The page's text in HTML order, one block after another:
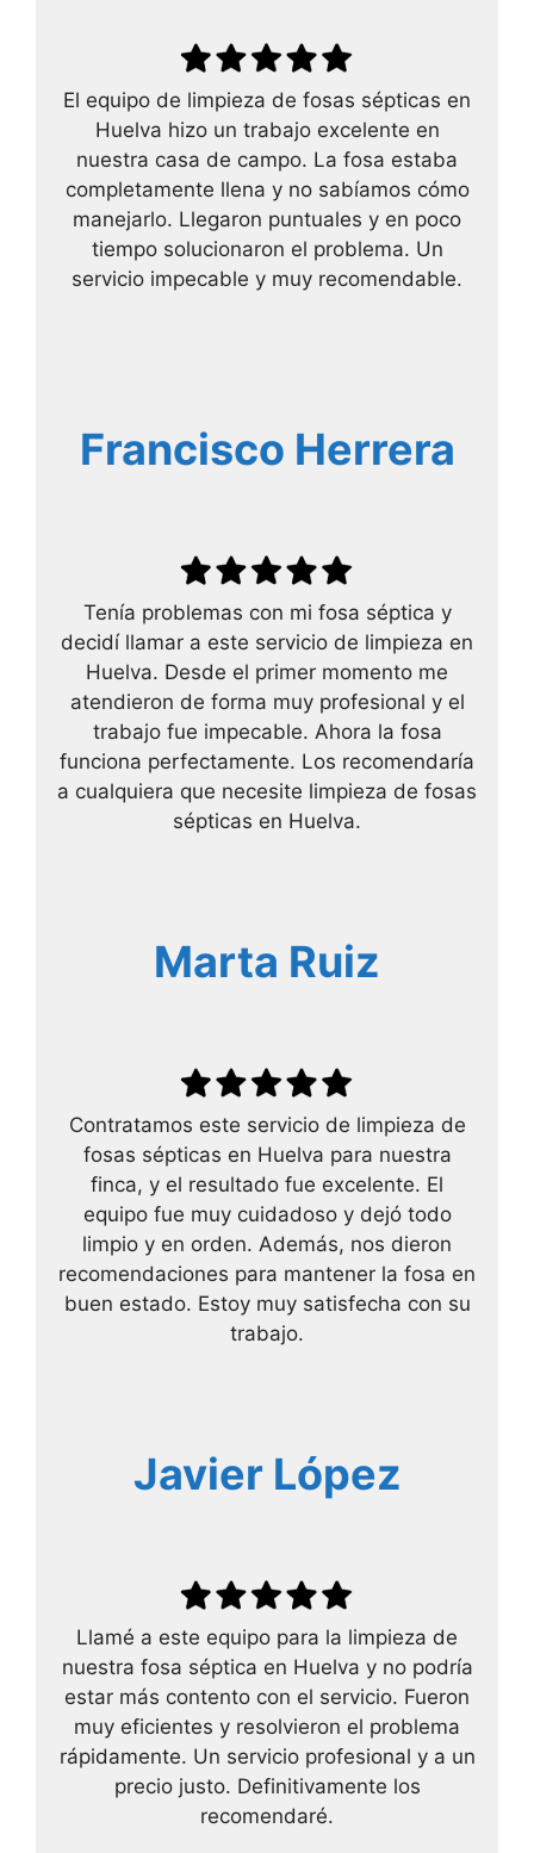
El equipo de limpieza de fosas sépticas en
Huelva hizo un trabajo excelente en
nuestra casa de campo. La fosa estaba
completamente llena y no sabíamos cómo
manejarlo. Llegaron puntuales y en poco
tiempo solucionaron el problema. Un
servicio impecable y muy recomendable.
Francisco Herrera
Tenía problemas con mi fosa séptica y
decidí llamar a este servicio de limpieza en
Huelva. Desde el primer momento me
atendieron de forma muy profesional y el
trabajo fue impecable. Ahora la fosa
funciona perfectamente. Los recomendaría
a cualquiera que necesite limpieza de fosas
sépticas en Huelva.
Marta Ruiz
Contratamos este servicio de limpieza de
fosas sépticas en Huelva para nuestra
finca, y el resultado fue excelente. El
equipo fue muy cuidadoso y dejó todo
limpio y en orden. Además, nos dieron
recomendaciones para mantener la fosa en
buen estado. Estoy muy satisfecha con su
trabajo.
Javier López
Llamé a este equipo para la limpieza de
nuestra fosa séptica en Huelva y no podría
estar más contento con el servicio. Fueron
muy eficientes y resolvieron el problema
rápidamente. Un servicio profesional y a un
precio justo. Definitivamente los
recomendaré.